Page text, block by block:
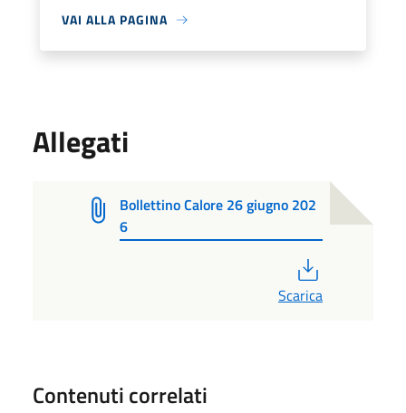
VAI ALLA PAGINA
Allegati
Bollettino Calore 26 giugno 202
6
Scarica
Contenuti correlati